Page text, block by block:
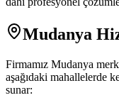
Mudanya
Firmamız Mudanya
aşağıdaki mahallelerde
sunar: